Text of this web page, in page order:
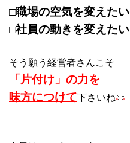
□職場の空気を変えたい
□社員の動きを変えたい
そう願う経営者さんこそ
「片付け」の力を
味方につけて下さいね